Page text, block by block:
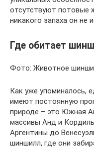
отсутствуют потовые
никакого запаха он не
Где обитает
Фото: Животное
Как уже упоминалось,
имеют постоянную
природе – это Южная
массивы Анд и
Аргентины до
шиншилл, где они